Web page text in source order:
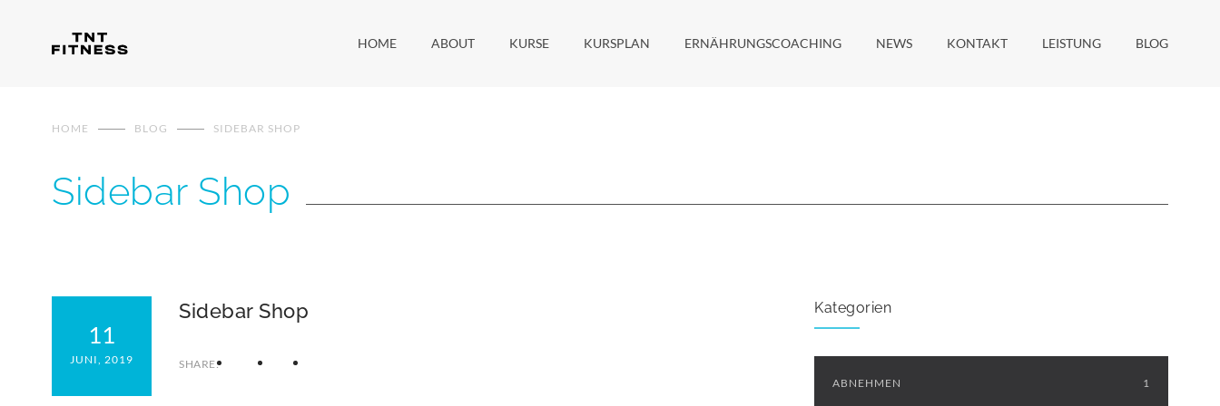
HOME ABOUT KURSE KURSPLAN ERNÄHRUNGSCOACHING NEWS KONTAKT LEISTUNG BLOG
HOME BLOG SIDEBAR SHOP
Sidebar Shop
11
JUNI, 2019
Sidebar Shop
SHARE:
Kategorien
ABNEHMEN 1